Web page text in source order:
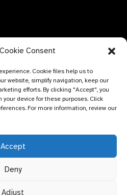
vedere il risultato finale. Scopri
album di campioni di
maggiori informazioni.
principale
Consent
Cookie files help us to
website, simplify navigation, keep our
efforts. By clicking "Accept", you
device for these purposes. Click
For more information, review our
Accept
Deny
Adjust